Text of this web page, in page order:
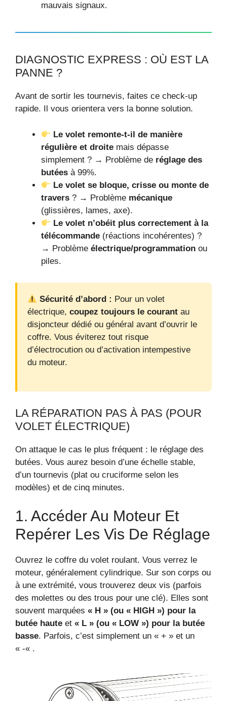
mauvais signaux.
DIAGNOSTIC EXPRESS : OÙ EST LA
PANNE ?
Avant de sortir les tournevis, faites ce check-up
rapide. Il vous orientera vers la bonne solution.
Le volet remonte-t-il de manière
régulière et droite mais dépasse
simplement ? → Problème de réglage des
butées à 99%.
Le volet se bloque, crisse ou monte de
travers ? → Problème mécanique
(glissières, lames, axe).
Le volet n’obéit plus correctement à la
télécommande (réactions incohérentes) ?
→ Problème électrique/programmation ou
piles.
Sécurité d’abord : Pour un volet
électrique, coupez toujours le courant au
disjoncteur dédié ou général avant d’ouvrir le
coffre. Vous éviterez tout risque
d’électrocution ou d’activation intempestive
du moteur.
LA RÉPARATION PAS À PAS (POUR
VOLET ÉLECTRIQUE)
On attaque le cas le plus fréquent : le réglage des
butées. Vous aurez besoin d’une échelle stable,
d’un tournevis (plat ou cruciforme selon les
modèles) et de cinq minutes.
1. Accéder Au Moteur Et
Repérer Les Vis De Réglage
Ouvrez le coffre du volet roulant. Vous verrez le
moteur, généralement cylindrique. Sur son corps ou
à une extrémité, vous trouverez deux vis (parfois
des molettes ou des trous pour une clé). Elles sont
souvent marquées « H » (ou « HIGH ») pour la
butée haute et « L » (ou « LOW ») pour la butée
basse. Parfois, c’est simplement un « + » et un
« -« .